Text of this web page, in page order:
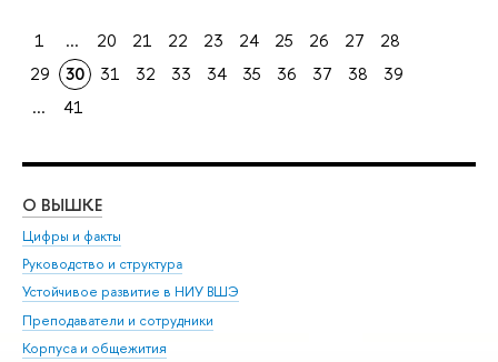
1 ... 20 21 22 23 24 25 26 27
28
29
30 31 32 33 34 35 36 37 38
39
...
41
О ВЫШКЕ
Цифры и факты
Руководство и структура
Устойчивое развитие в НИУ ВШЭ
Преподаватели и сотрудники
Корпуса и общежития